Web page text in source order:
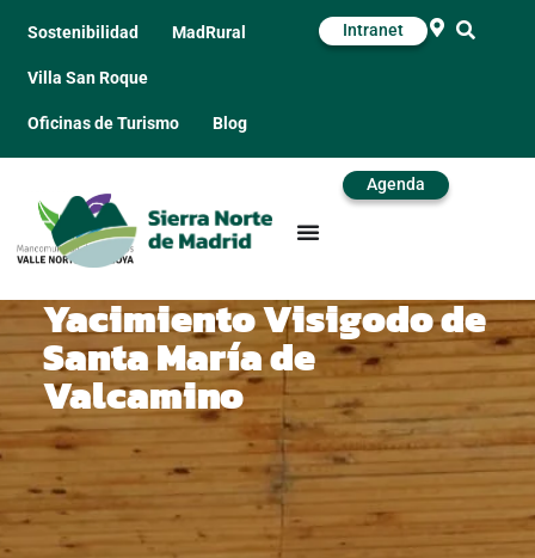
Sostenibilidad MadRural
Villa San Roque
Oficinas de Turismo Blog
Intranet
Agenda
Yacimiento Visigodo de
Santa María de
Valcamino